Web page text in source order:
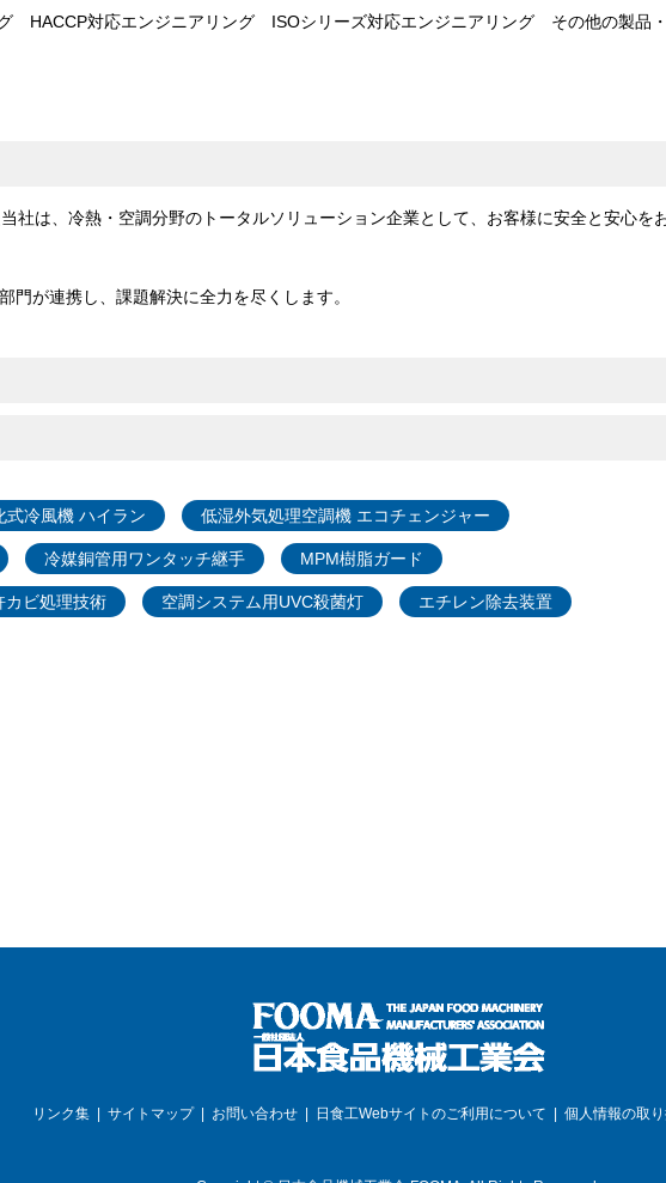
HACCP対応エンジニアリング ISOシリーズ対応エンジニアリング その他の製品
社は、冷熱・空調分野のトータルソリューション企業として、お客様に安全と安心を
門が連携し、課題解決に全力を尽くします。
式冷風機 ハイラン 低湿外気処理空調機 エコチェンジャー
冷媒銅管用ワンタッチ継手 MPM樹脂ガード
カビ処理技術 空調システム用UVC殺菌灯 エチレン除去装置
リンク集 サイトマップ お問い合わせ 日食工Webサイトのご利用について 個人情報の取